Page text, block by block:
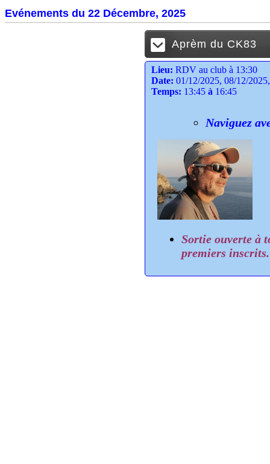
Evénements du 22 Décembre, 2025
Aprèm du CK83
Lieu: RDV au club à 13:30
Date: 01/12/2025, 08/12/
Temps: 13:45 à 16:45
Naviguez
Sortie ouverte à
premiers inscrits.